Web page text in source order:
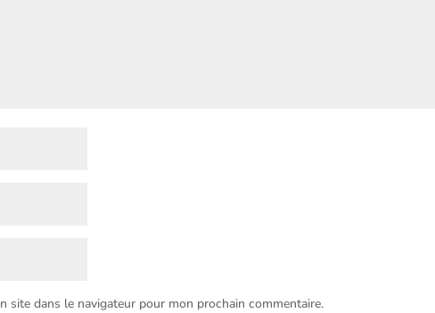
site dans le navigateur pour mon prochain commentaire.